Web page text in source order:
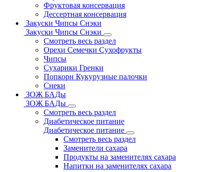
Фруктовая консервация
Дессертная консервация
Закуски Чипсы Снэки
Закуски Чипсы Снэки
Смотреть весь раздел
Орехи Семечки Сухофрукты
Чипсы
Сухарики Гренки
Попкорн Кукурузные палочки
Снеки
ЗОЖ БАДы
ЗОЖ БАДы
Смотреть весь раздел
Диабетическое питание
Диабетическое питание
Смотреть весь раздел
Заменители сахара
Продукты на заменителях сахара
Напитки на заменителях сахара